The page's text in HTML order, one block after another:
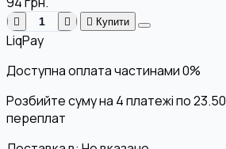
Купити
LiqPay
Доступна оплата частинами0%
Розбийте суму на 4 платежі по23.50
переплат